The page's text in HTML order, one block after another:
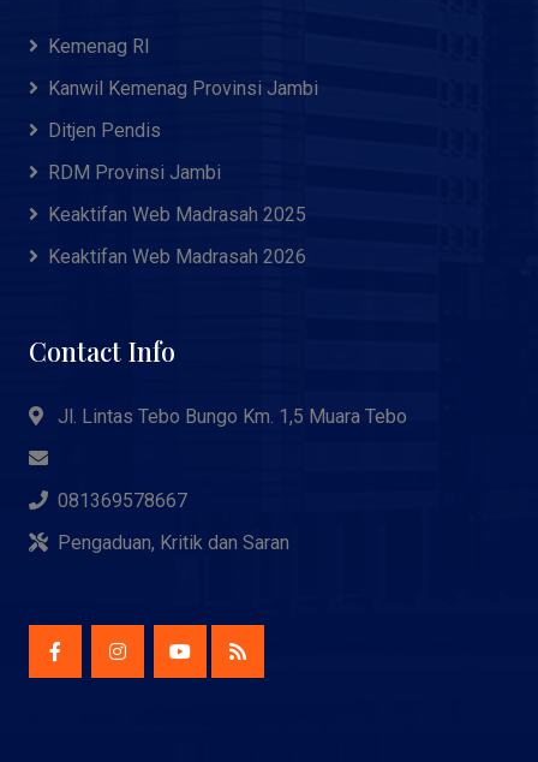
Kemenag RI
Kanwil Kemenag Provinsi Jambi
Ditjen Pendis
RDM Provinsi Jambi
Keaktifan Web Madrasah 2025
Keaktifan Web Madrasah 2026
Contact Info
Jl. Lintas Tebo Bungo Km. 1,5 Muara Tebo
081369578667
Pengaduan, Kritik dan Saran